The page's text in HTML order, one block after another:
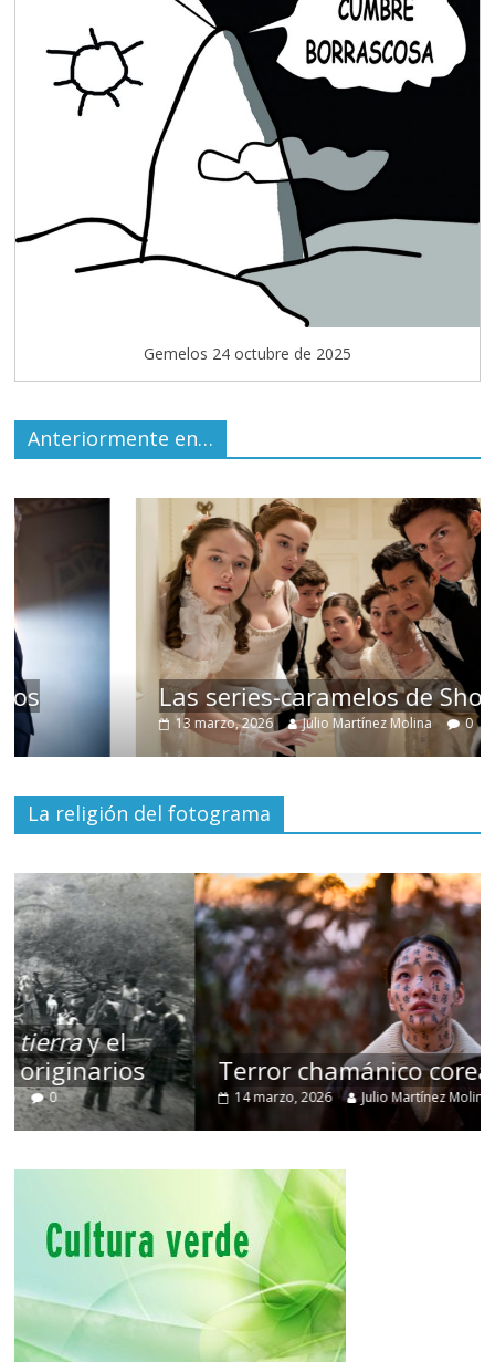
Gemelos 24 octubre de 2025
Anteriormente en…
Las series-caramelos de Shondaland
Julio Martínez Molina 0
La religión del fotograma
Terror chamánico coreano
14 marzo, 2026 Julio Martínez Molina 0